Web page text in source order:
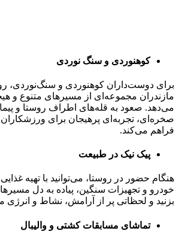
کوهنوردی و سنگ نوردی
برای دوست‌داران کوهنوردی و سنگ‌نوردی،
مازندران مجموعه‌ای از مسیرهای متنوع و
می‌دهد. صعود به قله‌های اطراف روستا و
صخره‌ای، تجربه‌ای پرهیجان برای
فراهم می‌کند.
پیک نیک در طبیعت
هنگام حضور در روستا، می‌توانید با تهیه
خودرو و تجهیزات سنگین، پیاده به دل
بزنید و لحظاتی پر از آرامش، نشاط و انرژی
تماشای مسابقات کشتی و والیبال